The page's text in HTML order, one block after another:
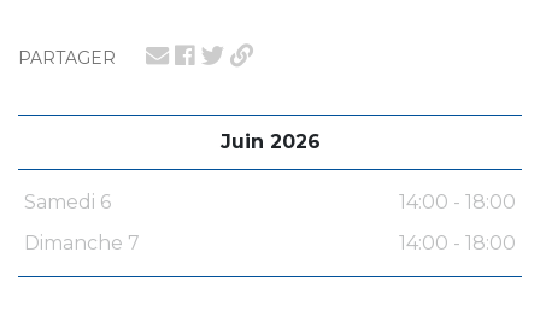
PARTAGER
Juin 2026
Samedi 6
14:00 - 18:00
Dimanche 7
14:00 - 18:00